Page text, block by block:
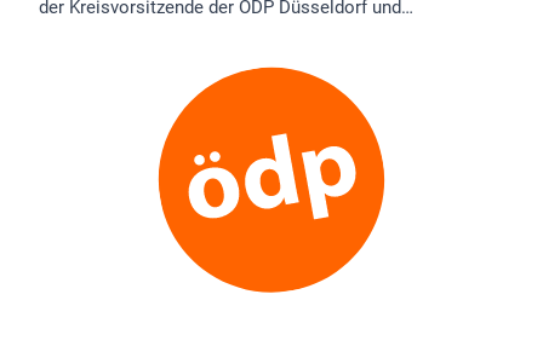
der Kreisvorsitzende der ÖDP Düsseldorf und…